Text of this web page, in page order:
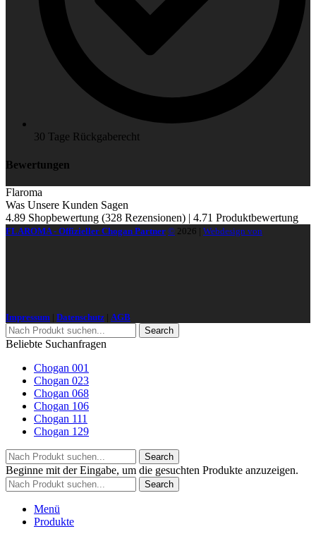
30 Tage Rückgaberecht
Bewertungen
Flaroma
Was Unsere Kunden Sagen
4.89 Shopbewertung (328 Rezensionen) | 4.71 Produktbewertung
FLAROMA - Offizieller Chogan Partner © 2026 Webdesign von
Impressum Datenschutz
AGB
Search
Beliebte Suchanfragen
Chogan 001
Chogan 023
Chogan 068
Chogan 106
Chogan 111
Chogan 129
Search
Beginne mit der Eingabe, um die gesuchten Produkte anzuzeigen.
Search
Menü
Produkte